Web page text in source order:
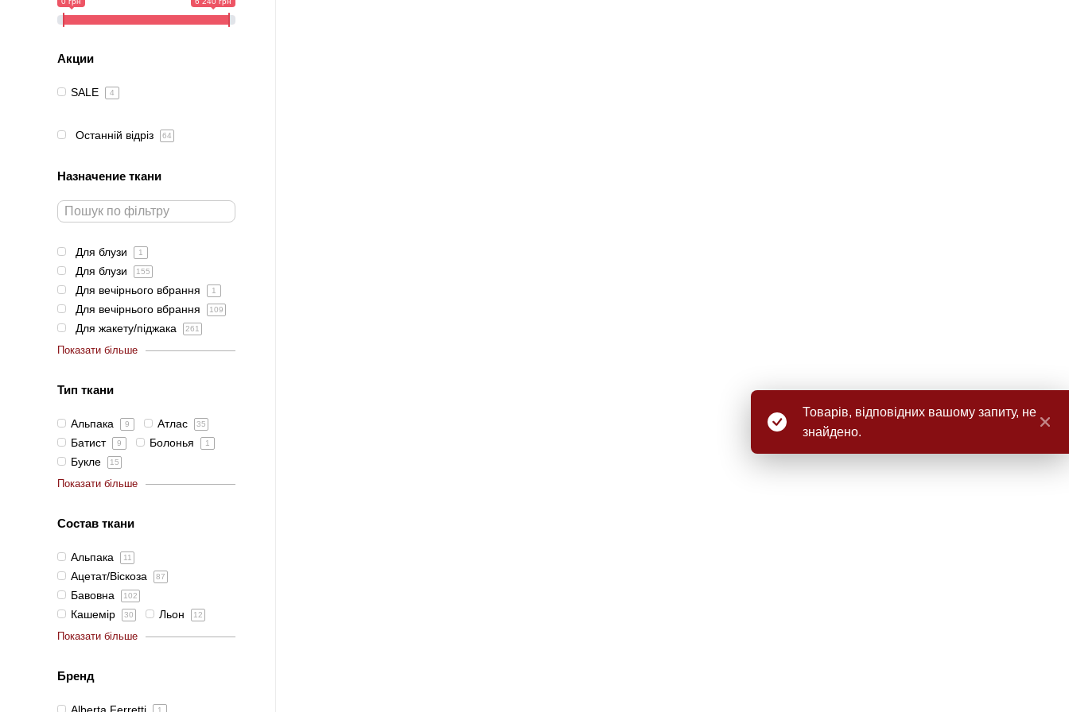
Товарів, відповідних вашому запиту, не
знайдено.
Акции
SALE 4
Останній відріз 64
Назначение ткани
Для блузи 1
Для блузи 155
Для вечірнього вбрання 1
Для вечірнього вбрання 109
Для жакету/піджака 261
Показати більше
Тип ткани
Альпака 9 Атлас 35
Батист 9 Болонья 1
Букле 15
Показати більше
Состав ткани
Альпака 11
Ацетат/Віскоза 87
Бавовна 102
Кашемір 30 Льон 12
Показати більше
Бренд
1